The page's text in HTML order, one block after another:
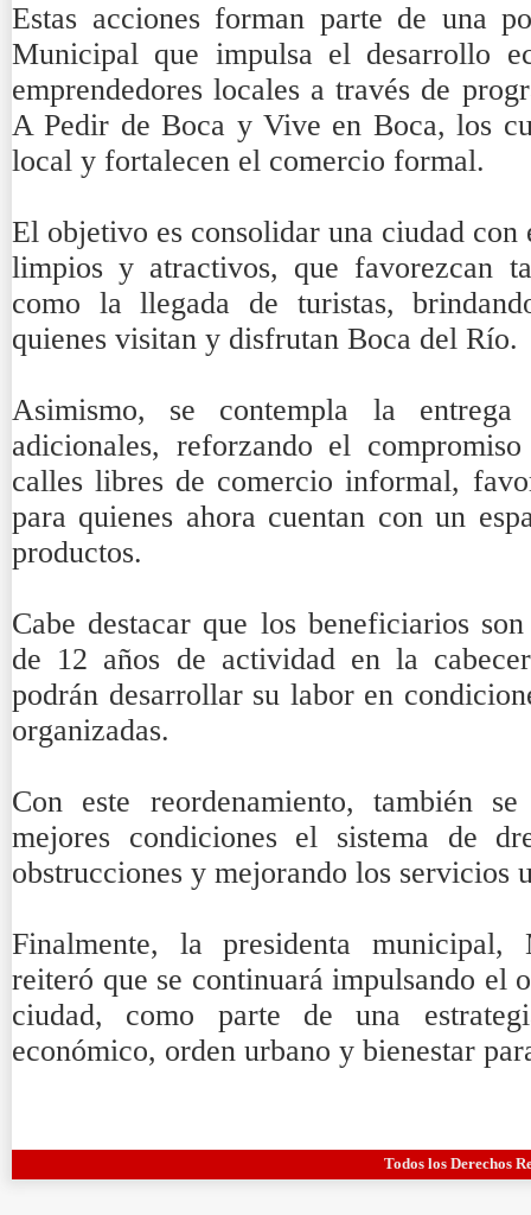
Estas acciones forman parte de una
Municipal que impulsa el desarrollo
emprendedores locales a través de
A Pedir de Boca y Vive en Boca, los
local y fortalecen el comercio formal.
El objetivo es consolidar una ciudad con
limpios y atractivos, que favorezcan
como la llegada de turistas,
quienes visitan y disfrutan Boca del Río.
Asimismo, se contempla la
adicionales, reforzando el
calles libres de comercio informal,
para quienes ahora cuentan con un
productos.
Cabe destacar que los beneficiarios
de 12 años de actividad en la
podrán desarrollar su labor en
organizadas.
Con este reordenamiento, también
mejores condiciones el sistema de
obstrucciones y mejorando los servicios
Finalmente, la presidenta municipal,
reiteró que se continuará impulsando el
ciudad, como parte de una
económico, orden urbano y bienestar
Todos los Derechos